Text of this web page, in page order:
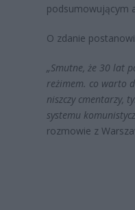
podsumowującym
O zdanie
„Smutne, że 30 lat
reżimem. co warto
niszczy cmentarzy,
systemu
rozmowie z